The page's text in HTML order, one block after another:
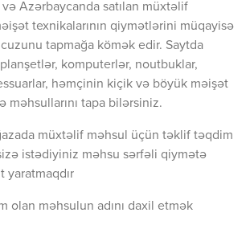
və Azərbaycanda satılan müxtəlif
texnikalarının qiymətlərini müqayisə
tapmağa kömək edir. Saytda
komputerlər, noutbuklar,
həmçinin kiçik və böyük məişət
məhsullarını tapa bilərsiniz.
müxtəlif məhsul üçün təklif təqdim
istədiyiniz məhsu sərfəli qiymətə
yaratmaqdır
olan məhsulun adını daxil etmək